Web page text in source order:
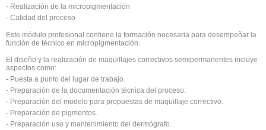
- Realización de la micropigmentación
- Calidad del proceso
Este módulo profesional contiene la formación necesaria para desempeñar la
función de técnico en micropigmentación.
El diseño y la realización de maquillajes correctivos semipermanentes incluye
aspectos como:
- Puesta a punto del lugar de trabajo.
- Preparación de la documentación técnica del proceso.
- Preparación del modelo para propuestas de maquillaje correctivo.
- Preparación de pigmentos.
- Preparación uso y mantenimiento del dermógrafo.